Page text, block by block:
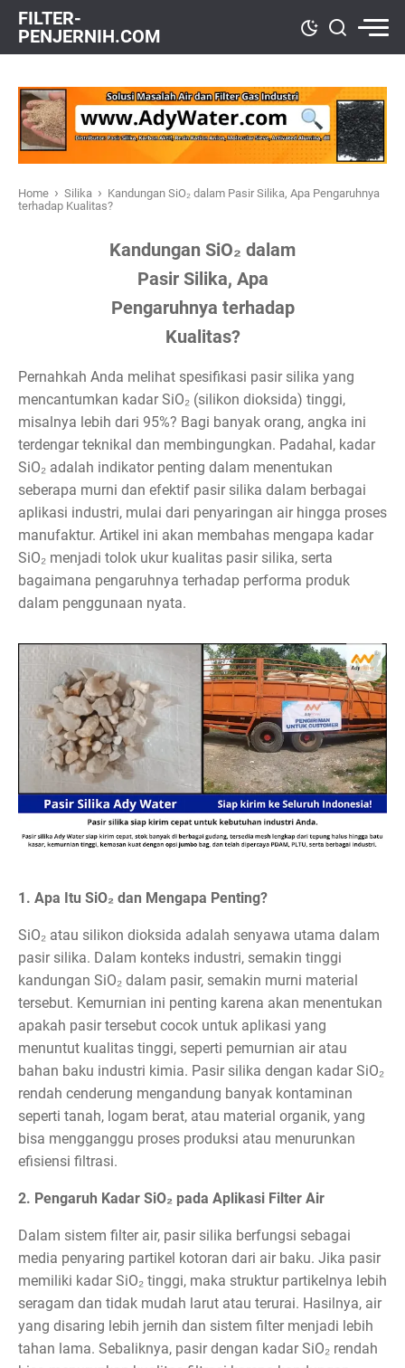
FILTER-
PENJERNIH.COM
Home › Silika › Kandungan SiO₂ dalam Pasir Silika, Apa Pengaruhnya
terhadap Kualitas?
Kandungan SiO₂ dalam
Pasir Silika, Apa
Pengaruhnya terhadap
Kualitas?
Pernahkah Anda melihat spesifikasi pasir silika yang
mencantumkan kadar SiO₂ (silikon dioksida) tinggi,
misalnya lebih dari 95%? Bagi banyak orang, angka ini
terdengar teknikal dan membingungkan. Padahal, kadar
SiO₂ adalah indikator penting dalam menentukan
seberapa murni dan efektif pasir silika dalam berbagai
aplikasi industri, mulai dari penyaringan air hingga proses
manufaktur. Artikel ini akan membahas mengapa kadar
SiO₂ menjadi tolok ukur kualitas pasir silika, serta
bagaimana pengaruhnya terhadap performa produk
dalam penggunaan nyata.
1. Apa Itu SiO₂ dan Mengapa Penting?
SiO₂ atau silikon dioksida adalah senyawa utama dalam
pasir silika. Dalam konteks industri, semakin tinggi
kandungan SiO₂ dalam pasir, semakin murni material
tersebut. Kemurnian ini penting karena akan menentukan
apakah pasir tersebut cocok untuk aplikasi yang
menuntut kualitas tinggi, seperti pemurnian air atau
bahan baku industri kimia. Pasir silika dengan kadar SiO₂
rendah cenderung mengandung banyak kontaminan
seperti tanah, logam berat, atau material organik, yang
bisa mengganggu proses produksi atau menurunkan
efisiensi filtrasi.
2. Pengaruh Kadar SiO₂ pada Aplikasi Filter Air
Dalam sistem filter air, pasir silika berfungsi sebagai
media penyaring partikel kotoran dari air baku. Jika pasir
memiliki kadar SiO₂ tinggi, maka struktur partikelnya lebih
seragam dan tidak mudah larut atau terurai. Hasilnya, air
yang disaring lebih jernih dan sistem filter menjadi lebih
tahan lama. Sebaliknya, pasir dengan kadar SiO₂ rendah